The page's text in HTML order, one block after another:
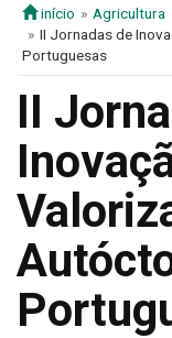
início
Agricultura
II Jornadas de
Portuguesas
II